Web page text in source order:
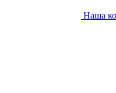
Наша